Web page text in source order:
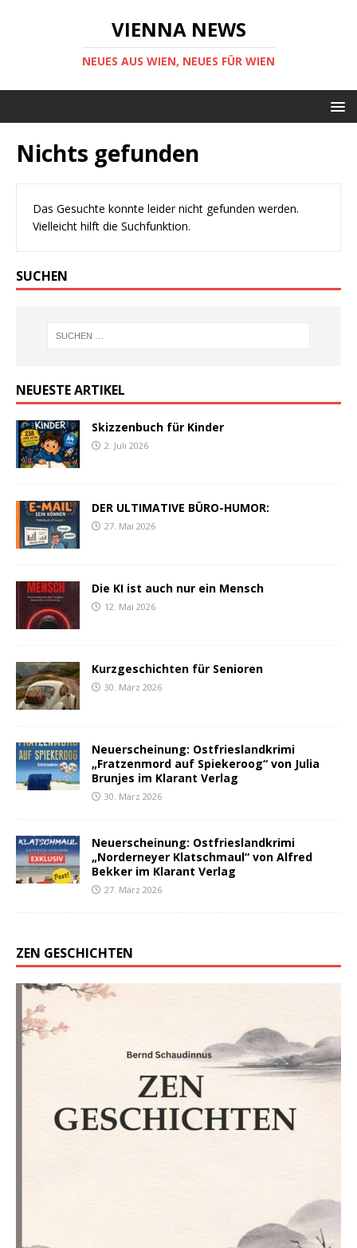
VIENNA NEWS
NEUES AUS WIEN, NEUES FÜR WIEN
Nichts gefunden
Das Gesuchte konnte leider nicht gefunden werden.
Vielleicht hilft die Suchfunktion.
SUCHEN
NEUESTE ARTIKEL
Skizzenbuch für Kinder
2. Juli 2026
DER ULTIMATIVE BÜRO-HUMOR:
27. Mai 2026
Die KI ist auch nur ein Mensch
12. Mai 2026
Kurzgeschichten für Senioren
30. März 2026
Neuerscheinung: Ostfrieslandkrimi
„Fratzenmord auf Spiekeroog“ von Julia
Brunjes im Klarant Verlag
30. März 2026
Neuerscheinung: Ostfrieslandkrimi
„Norderneyer Klatschmaul“ von Alfred
Bekker im Klarant Verlag
27. März 2026
ZEN GESCHICHTEN